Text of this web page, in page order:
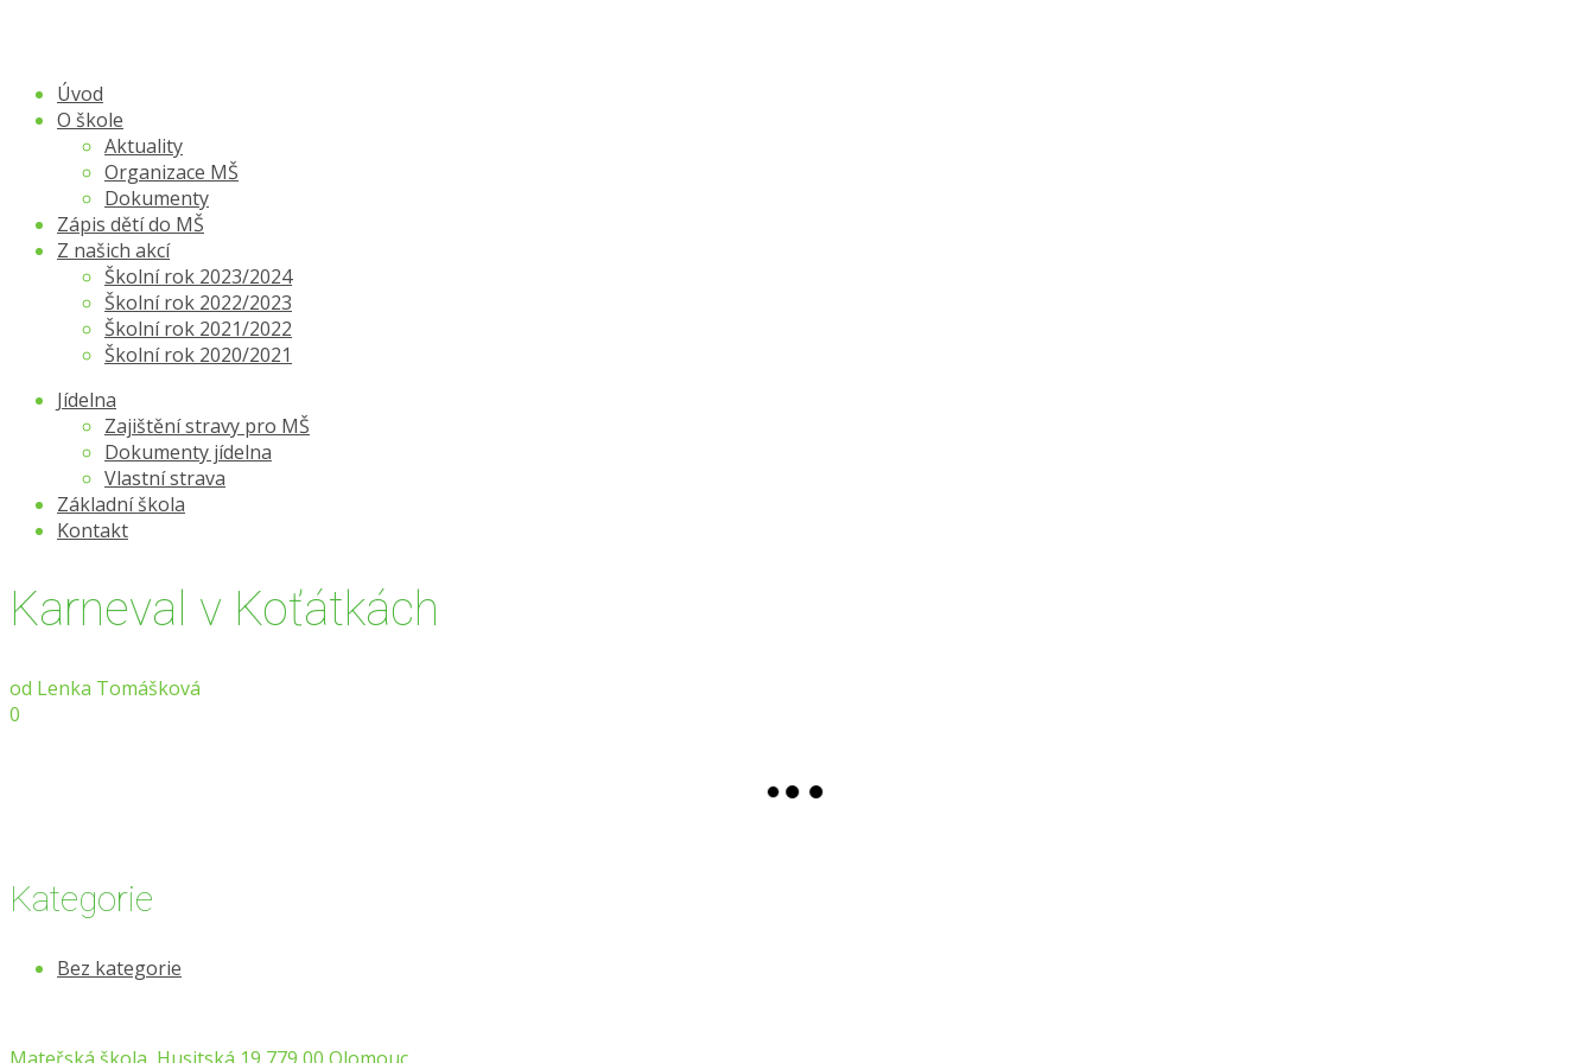
Úvod
O škole
Aktuality
Organizace MŠ
Dokumenty
Zápis dětí do MŠ
Z našich akcí
Školní rok 2023/2024
Školní rok 2022/2023
Školní rok 2021/2022
Školní rok 2020/2021
Jídelna
Zajištění stravy pro MŠ
Dokumenty jídelna
Vlastní strava
Základní škola
Kontakt
Karneval v Koťátkách
od Lenka Tomášková
0
Kategorie
Bez kategorie